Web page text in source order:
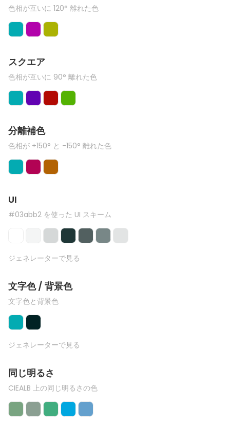
色相が互いに 120° 離れた色
スクエア
色相が互いに 90° 離れた色
分離補色
色相が +150° と -150° 離れた色
UI
#03abb2 を使った UI スキーム
ジェネレーターで見る
文字色 / 背景色
文字色と背景色
ジェネレーターで見る
同じ明るさ
CIEALB 上の同じ明るさの色